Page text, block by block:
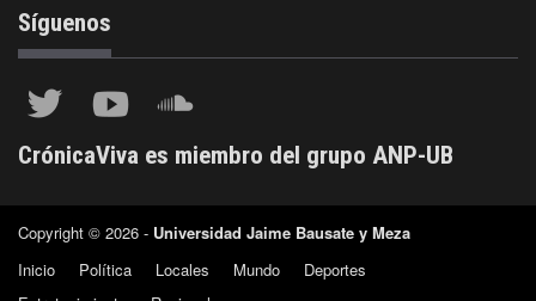
Síguenos
CrónicaViva es miembro del grupo ANP-UB
Copyright © 2026 - Universidad Jaime Bausate y Meza
Inicio
Política Locales Mundo
Deportes